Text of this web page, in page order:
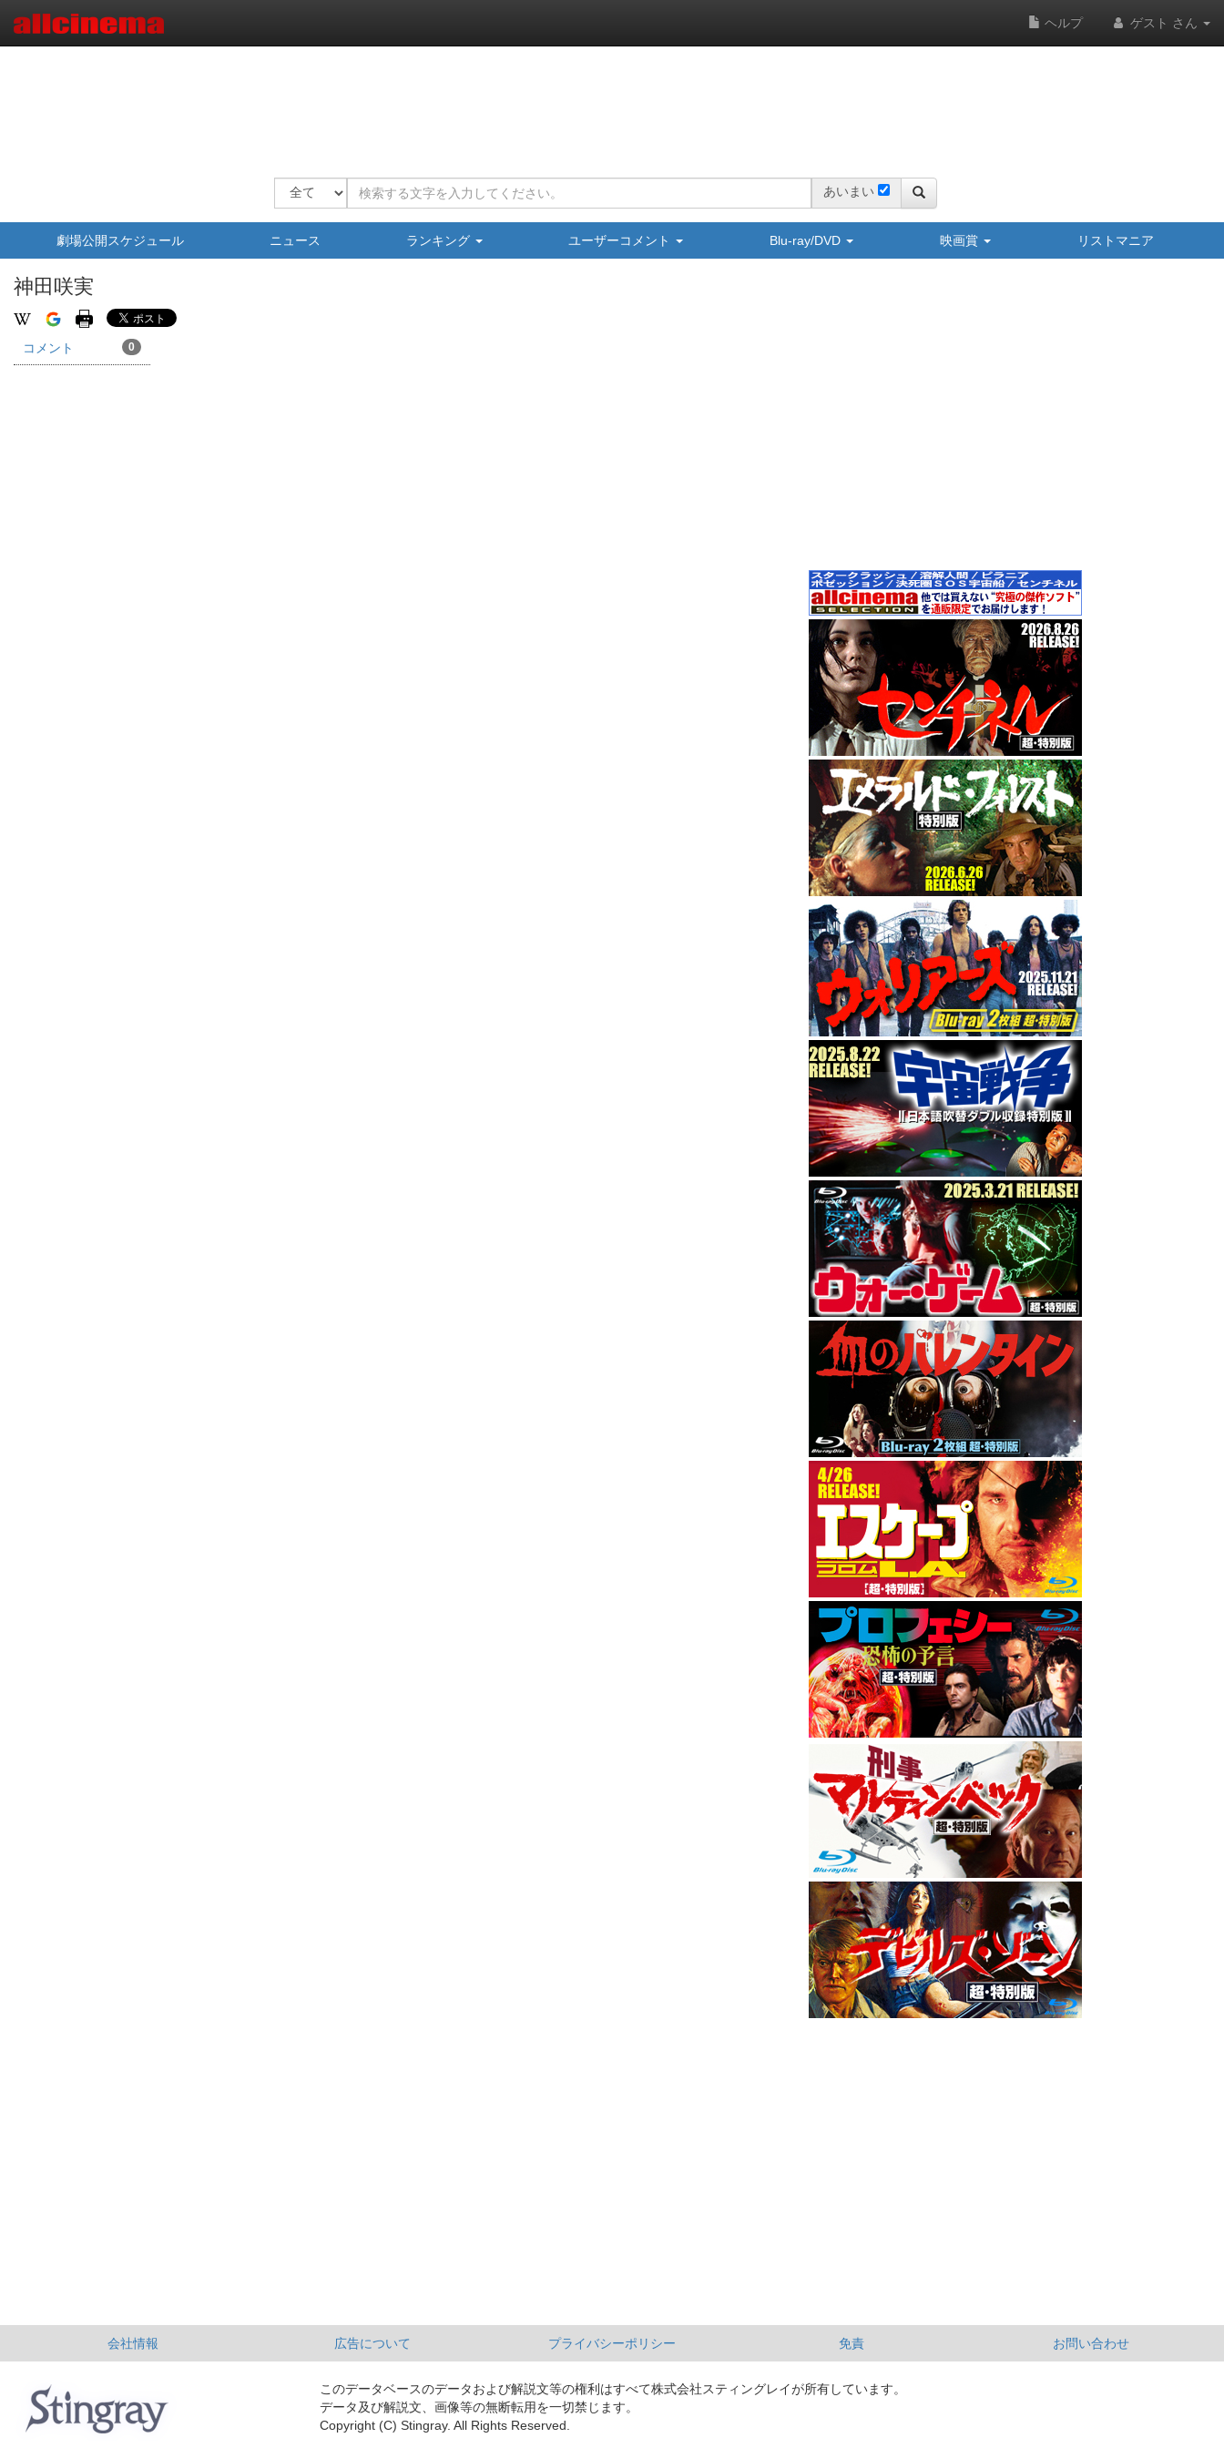
ヘルプ ゲスト さん
あいまい
劇場公開スケジュール ニュース ランキング ユーザーコメント Blu-ray/DVD 映画賞 リストマニア
神田咲実
コメント 0
会社情報 広告について プライバシーポリシー 免責 お問い合わせ
このデータベースのデータおよび解説文等の権利はすべて株式会社スティングレイが所有しています。
データ及び解説文、画像等の無断転用を一切禁じます。
Copyright (C) Stingray. All Rights Reserved.